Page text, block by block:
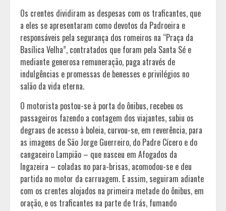
Os crentes dividiram as despesas com os traficantes, que
a eles se apresentaram como devotos da Padroeira e
responsáveis pela segurança dos romeiros na “Praça da
Basílica Velha”, contratados que foram pela Santa Sé e
mediante generosa remuneração, paga através de
indulgências e promessas de benesses e privilégios no
salão da vida eterna.
O motorista postou-se à porta do ônibus, recebeu os
passageiros fazendo a contagem dos viajantes, subiu os
degraus de acesso à boleia, curvou-se, em reverência, para
as imagens de São Jorge Guerreiro, do Padre Cícero e do
cangaceiro Lampião – que nasceu em Afogados da
Ingazeira – coladas no para-brisas, acomodou-se e deu
partida no motor da carruagem. E assim, seguiram adiante
com os crentes alojados na primeira metade do ônibus, em
oração, e os traficantes na parte de trás, fumando